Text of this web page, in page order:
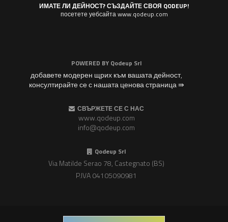
ИМАТЕ ЛИ ДЕЙНОСТ? СЪЗДАЙТЕ СВОЯ QODEUP!
посетете уебсайта www.qodeup.com
POWERED BY Qodeup Srl
добавете модерен щрих към вашата дейност,
консултирайте се с нашата ценова страница ⇛
СВЪРЖЕТЕ СЕ С НАС
www.qodeup.com
info@qodeup.com
Qodeup Srl
Via Matilde Serao 78, Castegnato (BS)
P.IVA 04105090981